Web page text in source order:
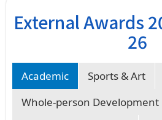
External Awards
26
Academic Sports & Art
Whole-person Development